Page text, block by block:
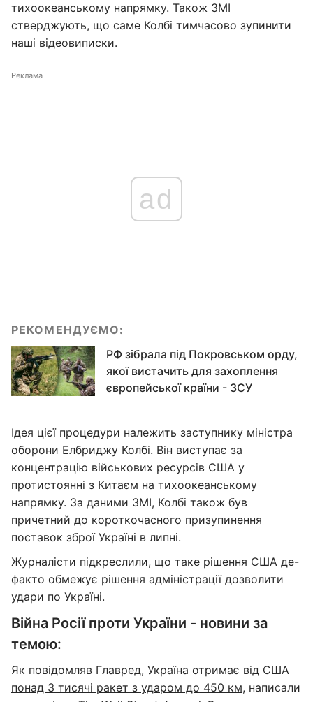
тихоокеанському напрямку. Також ЗМІ
стверджують, що саме Колбі тимчасово зупинити
наші відеовиписки.
Реклама
ad
РЕКОМЕНДУЄМО:
РФ зібрала під Покровськом орду,
якої вистачить для захоплення
європейської країни - ЗСУ
Ідея цієї процедури належить заступнику міністра
оборони Елбриджу Колбі. Він виступає за
концентрацію військових ресурсів США у
протистоянні з Китаєм на тихоокеанському
напрямку. За даними ЗМІ, Колбі також був
причетний до короткочасного призупинення
поставок зброї Україні в липні.
Журналісти підкреслили, що таке рішення США де-
факто обмежує рішення адміністрації дозволити
удари по Україні.
Війна Росії проти України - новини за
темою:
Як повідомляв Главред, Україна отримає від США
понад 3 тисячі ракет з ударом до 450 км, написали